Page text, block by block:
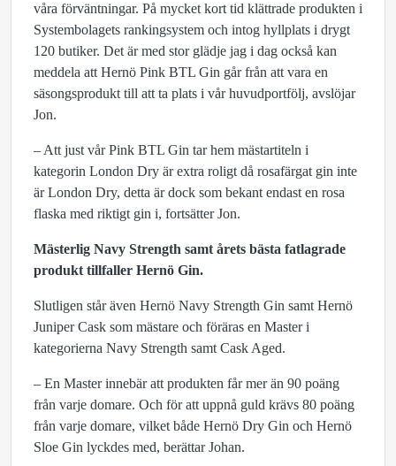
våra förväntningar. På mycket kort tid klättrade produkten i
Systembolagets rankingsystem och intog hyllplats i drygt
120 butiker. Det är med stor glädje jag i dag också kan
meddela att Hernö Pink BTL Gin går från att vara en
säsongsprodukt till att ta plats i vår huvudportfölj, avslöjar
Jon.
– Att just vår Pink BTL Gin tar hem mästartiteln i
kategorin London Dry är extra roligt då rosafärgat gin inte
är London Dry, detta är dock som bekant endast en rosa
flaska med riktigt gin i, fortsätter Jon.
Mästerlig Navy Strength samt årets bästa fatlagrade
produkt tillfaller Hernö Gin.
Slutligen står även Hernö Navy Strength Gin samt Hernö
Juniper Cask som mästare och föräras en Master i
kategorierna Navy Strength samt Cask Aged.
– En Master innebär att produkten får mer än 90 poäng
från varje domare. Och för att uppnå guld krävs 80 poäng
från varje domare, vilket både Hernö Dry Gin och Hernö
Sloe Gin lyckdes med, berättar Johan.